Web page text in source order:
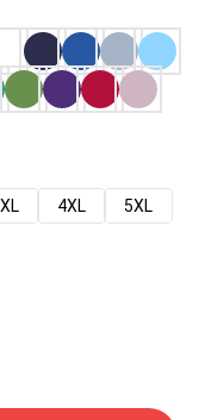
4XL
5XL